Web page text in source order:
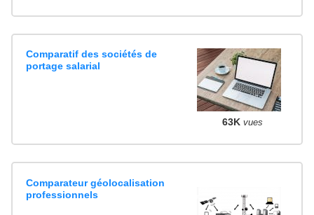
Comparatif des sociétés de
portage salarial
63K vues
Comparateur géolocalisation
professionnels